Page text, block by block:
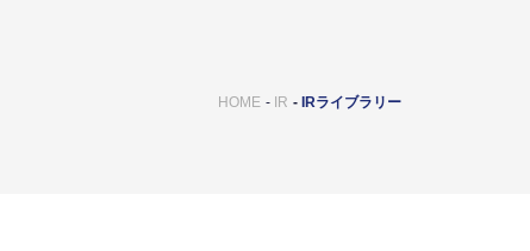
HOME IR IRライブラリー